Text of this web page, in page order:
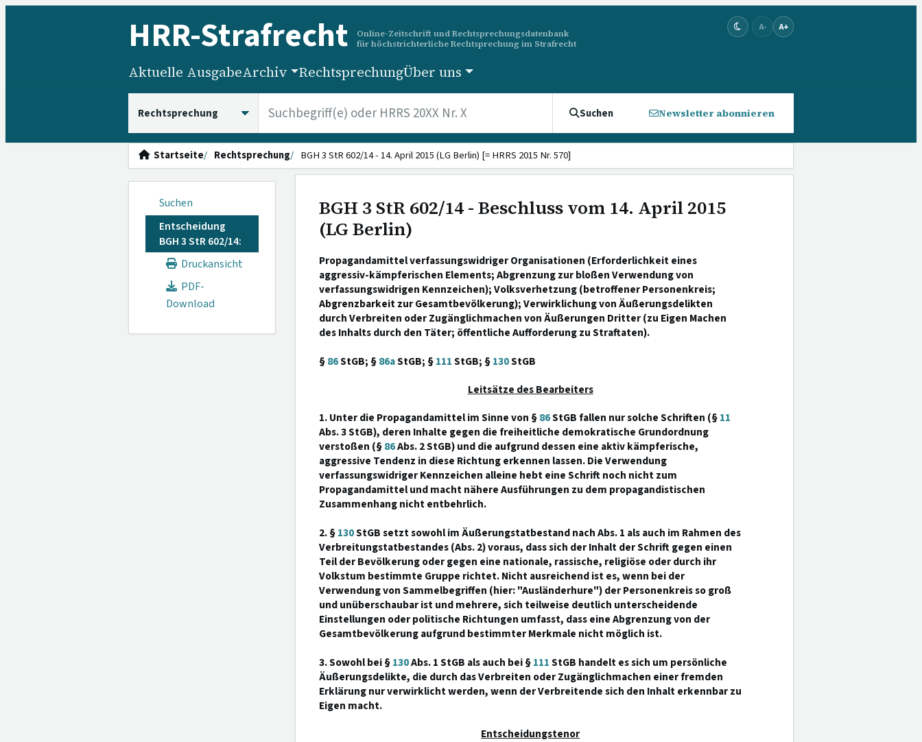
HRR-Strafrecht
Online-Zeitschrift und Rechtsprechungsdatenbank
für höchstrichterliche Rechtsprechung im Strafrecht
A- A+
Aktuelle AusgabeArchiv RechtsprechungÜber uns
Suchen Newsletter abonnieren
Startseite Rechtsprechung BGH 3 StR 602/14 - 14. April 2015 (LG Berlin) [= HRRS 2015 Nr. 570]
Suchen
Entscheidung
BGH 3 StR 602/14:
Druckansicht
PDF-
Download
BGH 3 StR 602/14 - Beschluss vom 14. April 2015
(LG Berlin)
Propagandamittel verfassungswidriger Organisationen (Erforderlichkeit eines
aggressiv-kämpferischen Elements; Abgrenzung zur bloßen Verwendung von
verfassungswidrigen Kennzeichen); Volksverhetzung (betroffener Personenkreis;
Abgrenzbarkeit zur Gesamtbevölkerung); Verwirklichung von Äußerungsdelikten
durch Verbreiten oder Zugänglichmachen von Äußerungen Dritter (zu Eigen Machen
des Inhalts durch den Täter; öffentliche Aufforderung zu Straftaten).
§86StGB; §86aStGB; §111StGB; §130StGB
Leitsätze des Bearbeiters
1. Unter die Propagandamittel im Sinne von §86StGB fallen nur solche Schriften (§11
Abs. 3 StGB), deren Inhalte gegen die freiheitliche demokratische Grundordnung
verstoßen (§86Abs. 2 StGB) und die aufgrund dessen eine aktiv kämpferische,
aggressive Tendenz in diese Richtung erkennen lassen. Die Verwendung
verfassungswidriger Kennzeichen alleine hebt eine Schrift noch nicht zum
Propagandamittel und macht nähere Ausführungen zu dem propagandistischen
Zusammenhang nicht entbehrlich.
2. §130StGB setzt sowohl im Äußerungstatbestand nach Abs. 1 als auch im Rahmen des
Verbreitungstatbestandes (Abs. 2) voraus, dass sich der Inhalt der Schrift gegen einen
Teil der Bevölkerung oder gegen eine nationale, rassische, religiöse oder durch ihr
Volkstum bestimmte Gruppe richtet. Nicht ausreichend ist es, wenn bei der
Verwendung von Sammelbegriffen (hier: "Ausländerhure") der Personenkreis so groß
und unüberschaubar ist und mehrere, sich teilweise deutlich unterscheidende
Einstellungen oder politische Richtungen umfasst, dass eine Abgrenzung von der
Gesamtbevölkerung aufgrund bestimmter Merkmale nicht möglich ist.
3. Sowohl bei §130Abs. 1 StGB als auch bei §111StGB handelt es sich um persönliche
Äußerungsdelikte, die durch das Verbreiten oder Zugänglichmachen einer fremden
Erklärung nur verwirklicht werden, wenn der Verbreitende sich den Inhalt erkennbar zu
Eigen macht.
Entscheidungstenor